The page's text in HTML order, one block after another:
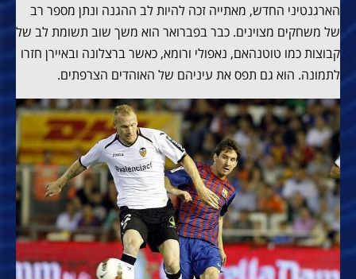
הארגנטיני החדש, מאתייה זכה להיות לב ההגנה ונתן מספר רב
של משחקים מצוינים. כבר בפברואר הוא משך שוב תשומת לב של
קבוצות כמו טוטנהאם, נאפולי ורומא, כאשר ברצלונה ובאיירן חזרו
לתמונה. הוא גם תפס את עיניהם של האוהדים הצרפתים.